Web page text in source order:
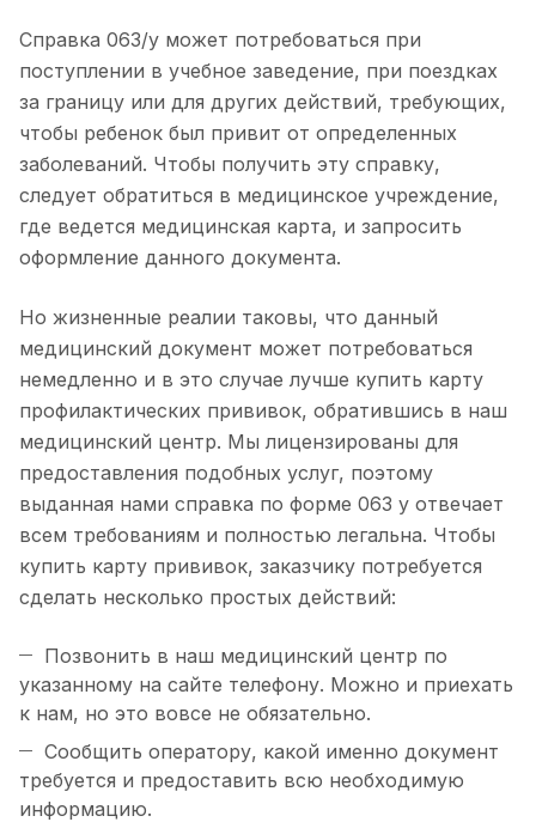
Справка 063/у может потребоваться при
поступлении в учебное заведение, при поездках
за границу или для других действий, требующих,
чтобы ребенок был привит от определенных
заболеваний. Чтобы получить эту справку,
следует обратиться в медицинское учреждение,
где ведется медицинская карта, и запросить
оформление данного документа.
Но жизненные реалии таковы, что данный
медицинский документ может потребоваться
немедленно и в это случае лучше купить карту
профилактических прививок, обратившись в наш
медицинский центр. Мы лицензированы для
предоставления подобных услуг, поэтому
выданная нами справка по форме 063 у отвечает
всем требованиям и полностью легальна. Чтобы
купить карту прививок, заказчику потребуется
сделать несколько простых действий:
Позвонить в наш медицинский центр по
указанному на сайте телефону. Можно и приехать
к нам, но это вовсе не обязательно.
Сообщить оператору, какой именно документ
требуется и предоставить всю необходимую
информацию.